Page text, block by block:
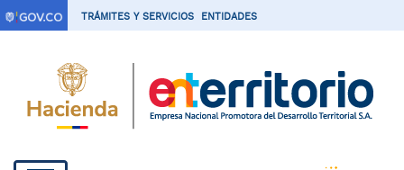
P
a
TRÁMITES Y SERVICIOS ENTIDADES